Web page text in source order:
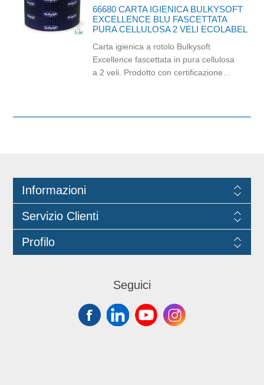
66680 CARTA IGIENICA BULKYSOFT
EXCELLENCE BLU FASCETTATA
PURA CELLULOSA 2 VELI ECOLABEL
Carta igienica a rotolo Bulkysoft
Excellence fascettata in pura cellulosa
a 2 veli. Prodotto con certificazione
Informazioni
Servizio Clienti
Profilo
Seguici